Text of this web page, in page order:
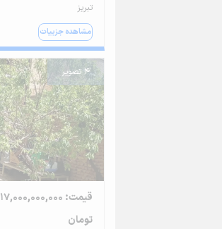
تبریز
مشاهده جزییات
4 تصویر
قیمت: 17,000,000,000
تومان